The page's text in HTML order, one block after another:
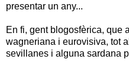
presentar un any...
En fi, gent blogosfèrica, que
wagneriana i eurovisiva, tot
sevillanes i alguna sardana